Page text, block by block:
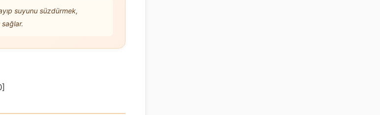
suyunu süzdürmek,
sağlar.
]